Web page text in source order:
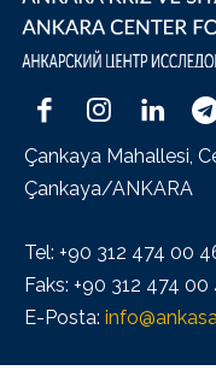
Çankaya Mahallesi,
Çankaya/ANKARA
Tel: +90 312 474 00
Faks: +90 312 474 00
E-Posta: